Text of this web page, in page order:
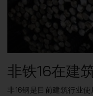
非铁16在建
非16钢是目前建筑行业